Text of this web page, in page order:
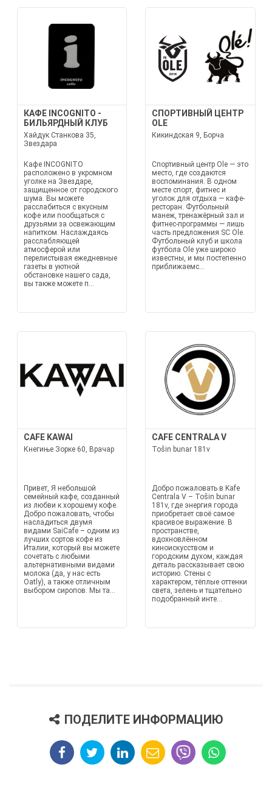
КАФЕ INCOGNITO -
БИЛЬЯРДНЫЙ КЛУБ
Хайдук Станкова 35,
Звездара
Кафе INCOGNITO
расположено в укромном
уголке на Звездаре,
защищенное от городского
шума. Вы можете
расслабиться с вкусным
кофе или пообщаться с
друзьями за освежающим
напитком. Наслаждаясь
расслабляющей
атмосферой или
перелистывая ежедневные
газеты в уютной
обстановке нашего сада,
вы также можете п...
СПОРТИВНЫЙ ЦЕНТР
OLE
Кикиндская 9, Борча
Спортивный центр Ole — это
место, где создаются
воспоминания. В одном
месте спорт, фитнес и
уголок для отдыха — кафе-
ресторан. Футбольный
манеж, тренажёрный зал и
фитнес-программы — лишь
часть предложения SC Ole.
Футбольный клуб и школа
футбола Ole уже широко
известны, и мы постепенно
приближаемс...
CAFE KAWAI
Кнегиње Зорке 60, Врачар
Привет, Я небольшой
семейный кафе, созданный
из любви к хорошему кофе.
Добро пожаловать, чтобы
насладиться двумя
видами SaiCafe – одним из
лучших сортов кофе из
Италии, который вы можете
сочетать с любыми
альтернативными видами
молока (да, у нас есть
Oatly), а также отличным
выбором сиропов. Мы та...
CAFE CENTRALA V
Tošin bunar 181v
Добро пожаловать в Kafe
Centrala V – Tošin bunar
181v, где энергия города
приобретает своё самое
красивое выражение. В
пространстве,
вдохновлённом
киноискусством и
городским духом, каждая
деталь рассказывает свою
историю. Стены с
характером, тёплые оттенки
света, зелень и тщательно
подобранный инте...
ПОДЕЛИТЕ ИНФОРМАЦИЮ